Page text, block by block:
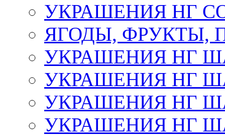
УКРАШЕНИЯ НГ
ЯГОДЫ, ФРУКТЫ,
УКРАШЕНИЯ НГ
УКРАШЕНИЯ НГ
УКРАШЕНИЯ НГ
УКРАШЕНИЯ НГ